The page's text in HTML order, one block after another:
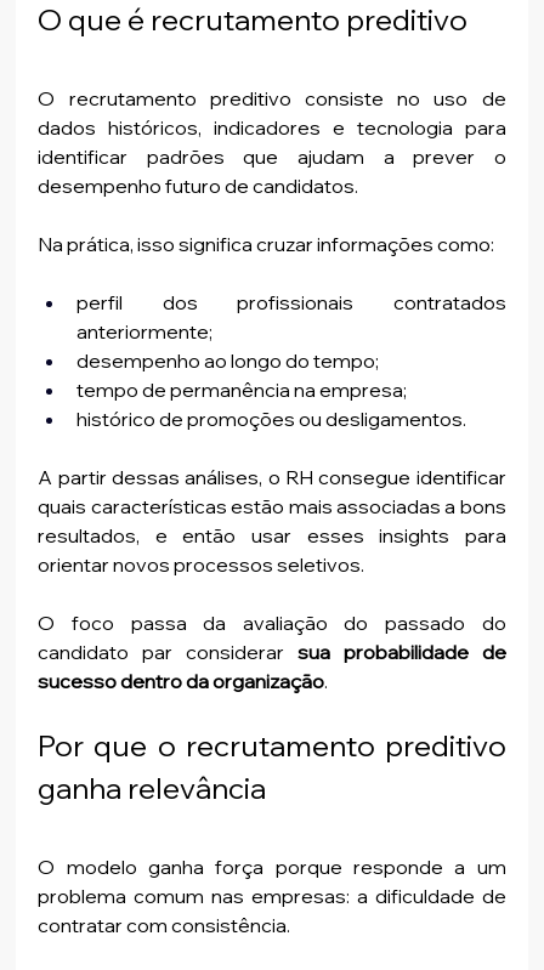
O que é recrutamento preditivo
O recrutamento preditivo consiste no uso de
dados históricos, indicadores e tecnologia para
identificar padrões que ajudam a prever o
desempenho futuro de candidatos.
Na prática, isso significa cruzar informações como:
perfil dos profissionais contratados
anteriormente;
desempenho ao longo do tempo;
tempo de permanência na empresa;
histórico de promoções ou desligamentos.
A partir dessas análises, o RH consegue identificar
quais características estão mais associadas a bons
resultados, e então usar esses insights para
orientar novos processos seletivos.
O foco passa da avaliação do passado do
candidato par considerar sua probabilidade de
sucesso dentro da organização.
Por que o recrutamento preditivo
ganha relevância
O modelo ganha força porque responde a um
problema comum nas empresas: a dificuldade de
contratar com consistência.